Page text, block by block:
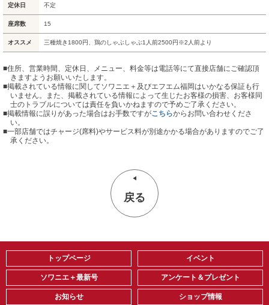
定休日 不定
座席数 15
オススメ 三種焼き1800円、鶏のしゃぶしゃぶ1人前2500円※2人前より
■住所、営業時間、定休日、メニュー、料金等は電話等にて直接店舗にご確認頂
きますようお願いいたします。
■掲載されている情報に関してソワニエ＋及びエフエム福岡はいかなる保証も行
いません。また、掲載されている情報によって生じたお客様の損害、お客様同
士のトラブルについては責任を負いかねますので予めご了承ください。
■掲載情報に誤りがあった場合はお手数ですがこちらからお問い合わせくださ
い。
■一部店舗ではチャージ(席料)やサービス料が別途かかる場合がありますのでご了
承ください。
戻る
トップページ
ソワニエ＋最新号
お知らせ
イベント
アンケート＆プレゼント
ショップ情報